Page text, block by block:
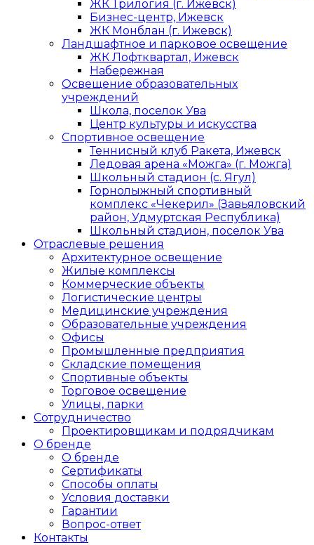
ЖК Трилогия (г. Ижевск)
Бизнес-центр, Ижевск
ЖК Монблан (г. Ижевск)
Ландшафтное и парковое освещение
ЖК Лофтквартал, Ижевск
Набережная
Освещение образовательных
учреждений
Школа, поселок Ува
Центр культуры и искусства
Спортивное освещение
Теннисный клуб Ракета, Ижевск
Ледовая арена «Можга» (г. Можга)
Школьный стадион (с. Ягул)
Горнолыжный спортивный
комплекс «Чекерил» (Завьяловский
район, Удмуртская Республика)
Школьный стадион, поселок Ува
Отраслевые решения
Архитектурное освещение
Жилые комплексы
Коммерческие объекты
Логистические центры
Медицинские учреждения
Образовательные учреждения
Офисы
Промышленные предприятия
Складские помещения
Спортивные объекты
Торговое освещение
Улицы, парки
Сотрудничество
Проектировщикам и подрядчикам
О бренде
О бренде
Сертификаты
Способы оплаты
Условия доставки
Гарантии
Вопрос-ответ
Контакты